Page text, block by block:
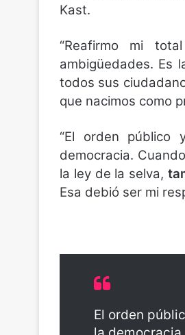
Kast.
“Reafirmo mi
ambigüedades. Es
todos sus
que nacimos como
“El orden público
democracia.
la ley de la selva,
Esa debió ser mi
El orden